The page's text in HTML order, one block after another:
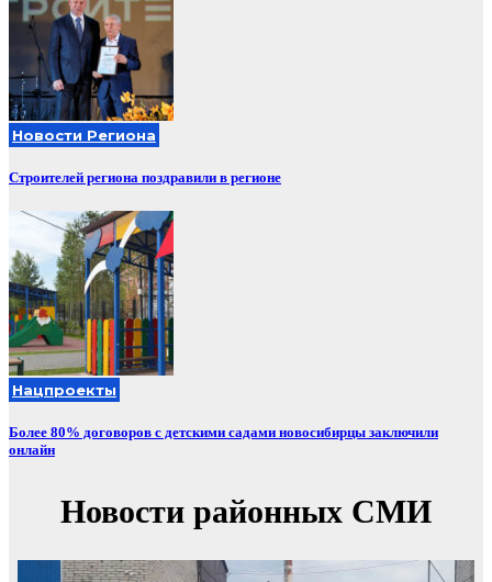
Новости Региона
Строителей региона поздравили в регионе
Нацпроекты
Более 80% договоров с детскими садами новосибирцы заключили
онлайн